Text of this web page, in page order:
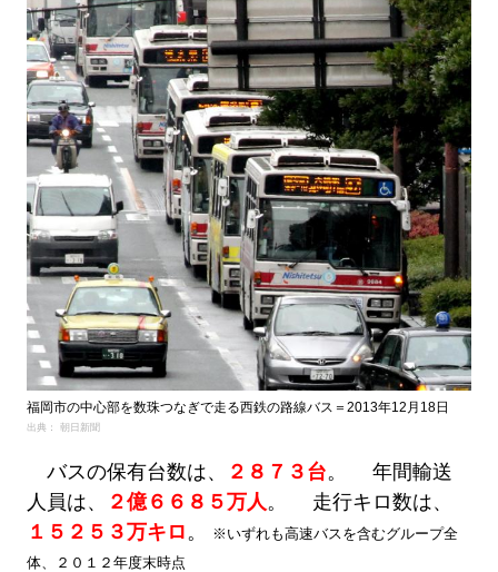
福岡市の中心部を数珠つなぎで走る西鉄の路線バス＝2013年12月18日
出典： 朝日新聞
バスの保有台数は、 ２８７３台。 年間輸送
人員は、
２億６６８５万人 。 走行キロ数は、
１５２５３万キロ 。
※いずれも高速バスを含むグループ全
体、２０１２年度末時点